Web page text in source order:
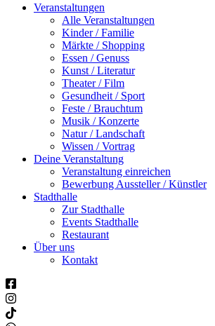
Veranstaltungen
Alle Veranstaltungen
Kinder / Familie
Märkte / Shopping
Essen / Genuss
Kunst / Literatur
Theater / Film
Gesundheit / Sport
Feste / Brauchtum
Musik / Konzerte
Natur / Landschaft
Wissen / Vortrag
Deine Veranstaltung
Veranstaltung einreichen
Bewerbung Aussteller / Künstler
Stadthalle
Zur Stadthalle
Events Stadthalle
Restaurant
Über uns
Kontakt